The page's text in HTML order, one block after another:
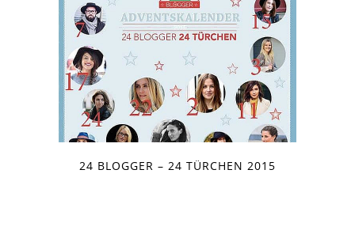
24 BLOGGER – 24 TÜRCHEN 2015